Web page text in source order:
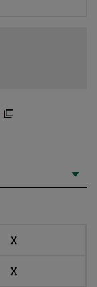
☓
☓